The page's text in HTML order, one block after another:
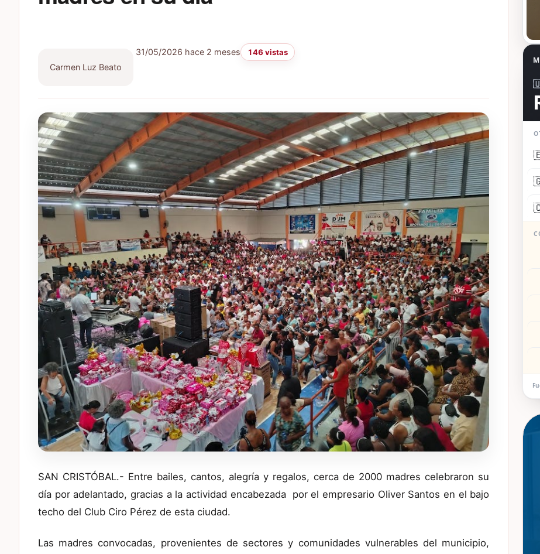
Carmen Luz Beato
31/05/2026 hace 2 meses 146 vistas
SAN CRISTÓBAL.- Entre bailes, cantos, alegría y regalos, cerca de 2000 madres celebraron su
día por adelantado, gracias a la actividad encabezada por el empresario Oliver Santos en el bajo
techo del Club Ciro Pérez de esta ciudad.
Las madres convocadas, provenientes de sectores y comunidades vulnerables del municipio,